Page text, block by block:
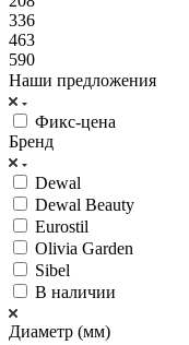
336
463
590
Наши предложения
Фикс-цена
Бренд
Dewal
Dewal Beauty
Eurostil
Olivia Garden
Sibel
В наличии
Диаметр (мм)